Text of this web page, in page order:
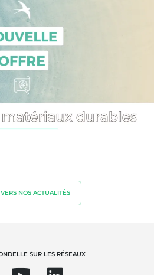
entreprises
climatique
NOS ACTUALITÉS
SUR LES RÉSEAUX